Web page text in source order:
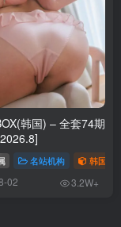
韩国) – 全套74期
名站机构 韩国（
02 3.2W+